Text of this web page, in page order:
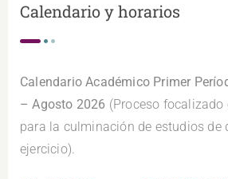
Calendario y horarios
Calendario Académico Primer
– Agosto 2026 (Proceso
para la culminación de estudios de
ejercicio).